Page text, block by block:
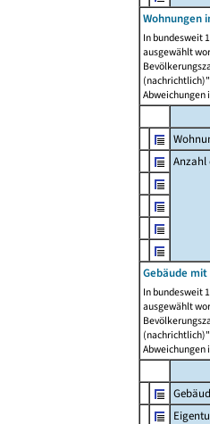
Wohnungen
In bundesweit
ausgewählt
Abweichungen
Anzahl
Gebäude
In bundesweit
ausgewählt
Abweichungen